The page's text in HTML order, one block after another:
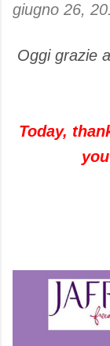
giugno 26,
Oggi grazie a
Today,